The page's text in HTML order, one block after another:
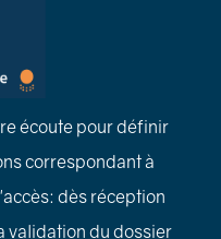
écoute pour définir
correspondant à
dès réception
validation du dossier